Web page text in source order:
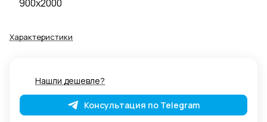
900x2000
Характеристики
Нашли дешевле?
Консультация по Telegram